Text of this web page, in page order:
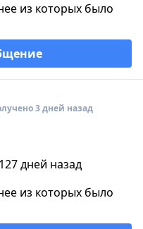
из которых было
3 дней назад
дней назад
из которых было